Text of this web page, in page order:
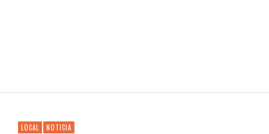
LOCAL NOTICIA